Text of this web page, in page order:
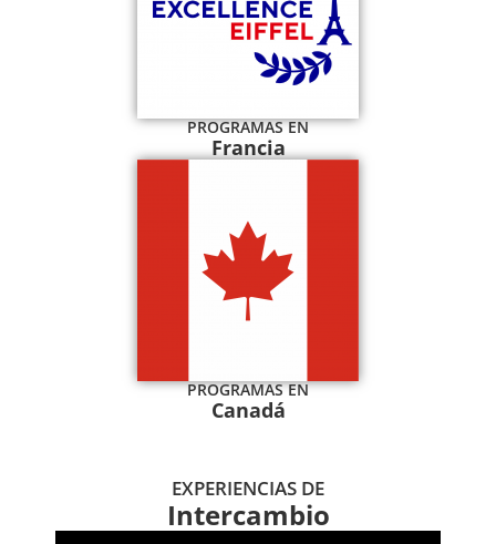
PROGRAMAS EN
Francia
PROGRAMAS EN
Canadá
EXPERIENCIAS DE
Intercambio